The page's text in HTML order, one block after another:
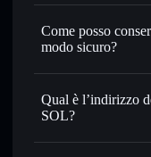
prezzo desiderato
Usare il DCA
RAISOL nel
Inviare in modo
collegare
wallet Solflare
Staked SOL
Come posso
modo sicuro?
Qual è l’indirizzo
SOL?